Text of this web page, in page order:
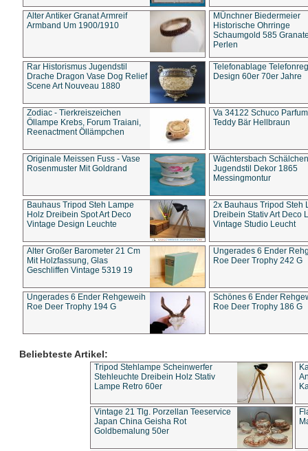
Alter Antiker Granat Armreif
Armband Um 1900/1910
MÜnchner Biedermeier
Historische Ohrringe
Schaumgold 585
Perlen
Rar Historismus Jugendstil
Drache Dragon Vase Dog Relief
Scene Art Nouveau 1880
Telefonablage
Design 60er 70er Jahre
Zodiac - Tierkreiszeichen
Öllampe Krebs, Forum Traiani,
Reenactment Öllämpchen
Va 34122 Schuco
Teddy Bär Hellbraun
Originale Meissen Fuss - Vase
Rosenmuster Mit Goldrand
Wächtersbach Schälchen
Jugendstil Dekor 1865
Messingmontur
Bauhaus Tripod Steh Lampe
Holz Dreibein Spot Art Deco
Vintage Design Leuchte
2x Bauhaus Tripod Steh
Dreibein Stativ Art Deco
Vintage Studio Leucht
Alter Großer Barometer 21 Cm
Mit Holzfassung, Glas
Geschliffen Vintage 5319 19
Ungerades 6 Ender
Roe Deer Trophy 242 G
Ungerades 6 Ender Rehgeweih
Roe Deer Trophy 194 G
Schönes 6 Ender
Roe Deer Trophy 186 G
Beliebteste Artikel:
Tripod Stehlampe Scheinwerfer
Stehleuchte Dreibein Holz Stativ
Lampe Retro 60er
Vintage 21 Tlg. Porzellan Teeservice
Japan China Geisha Rot
Goldbemalung 50er